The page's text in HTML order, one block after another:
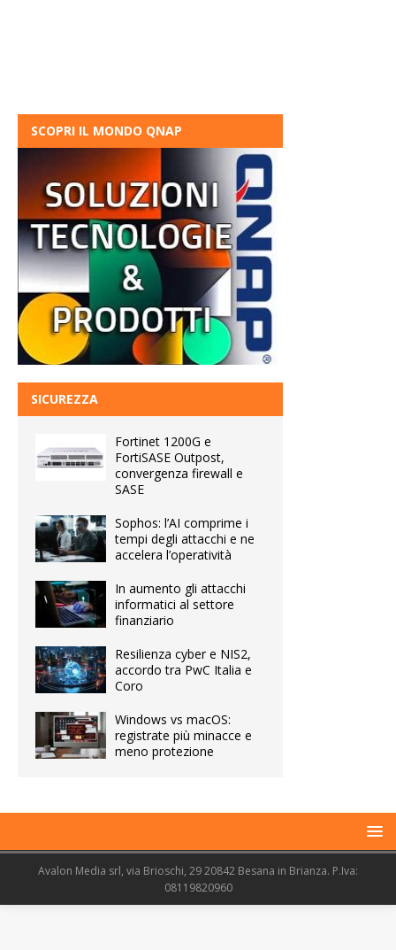
SCOPRI IL MONDO QNAP
SICUREZZA
Fortinet 1200G e
FortiSASE Outpost,
convergenza firewall e
SASE
Sophos: l’AI comprime i
tempi degli attacchi e ne
accelera l’operatività
In aumento gli attacchi
informatici al settore
finanziario
Resilienza cyber e NIS2,
accordo tra PwC Italia e
Coro
Windows vs macOS:
registrate più minacce e
meno protezione
Avalon Media srl, via Brioschi, 29 20842 Besana in Brianza. P.Iva:
08119820960